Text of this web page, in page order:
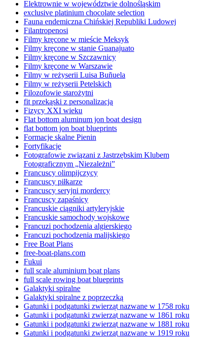
Elektrownie w województwie dolnośląskim
exclusive platinium chocolate selection
Fauna endemiczna Chińskiej Republiki Ludowej
Filantropenosi
Filmy kręcone w mieście Meksyk
Filmy kręcone w stanie Guanajuato
Filmy kręcone w Szczawnicy
Filmy kręcone w Warszawie
Filmy w reżyserii Luisa Buñuela
Filmy w reżyserii Petelskich
Filozofowie starożytni
fit przekąski z personalizacją
Fizycy XXI wieku
Flat bottom aluminum jon boat design
flat bottom jon boat blueprints
Formacje skalne Pienin
Fortyfikacje
Fotografowie związani z Jastrzębskim Klubem
Fotograficznym „Niezależni”
Francuscy olimpijczycy
Francuscy piłkarze
Francuscy seryjni mordercy
Francuscy zapaśnicy
Francuskie ciągniki artyleryjskie
Francuskie samochody wojskowe
Francuzi pochodzenia algierskiego
Francuzi pochodzenia malijskiego
Free Boat Plans
free-boat-plans.com
Fukui
full scale aluminium boat plans
full scale rowing boat blueprints
Galaktyki spiralne
Galaktyki spiralne z poprzeczką
Gatunki i podgatunki zwierząt nazwane w 1758 roku
Gatunki i podgatunki zwierząt nazwane w 1861 roku
Gatunki i podgatunki zwierząt nazwane w 1881 roku
Gatunki i podgatunki zwierząt nazwane w 1919 roku